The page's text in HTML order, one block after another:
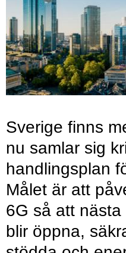
Sverige finns
nu samlar sig
handlingsplan
Målet är att
6G så att
blir öppna,